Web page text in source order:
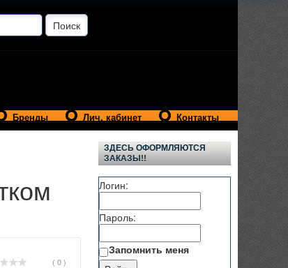
Бренды Лич. кабинет Контакты
( 0 )
ЗДЕСЬ ОФОРМЛЯЮТСЯ
ЗАКАЗЫ!!
Логин:
Пароль:
Запомнить меня